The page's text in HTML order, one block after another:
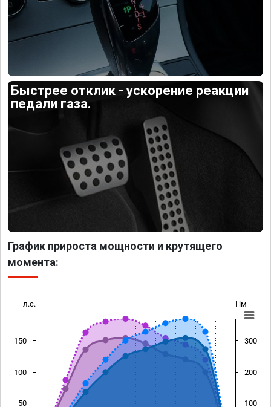
Быстрее отклик - ускорение реакции
педали газа.
График прироста мощности и крутящего
момента:
л.с. Нм
50
100
150
100
200
300